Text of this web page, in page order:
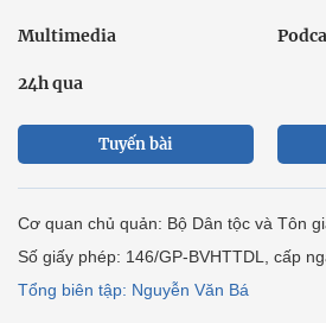
Multimedia
24h qua
Tuyến bài
Cơ quan chủ quản: Bộ Dân tộc và Tôn
Số giấy phép: 146/GP-BVHTTDL, cấp
Tổng biên tập: Nguyễn Văn Bá